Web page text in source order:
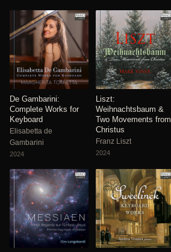
De Gambarini:
Complete Works for
Keyboard
Elisabetta de
Gambarini
2024
Liszt:
Weihnachtsbaum &
Two Movements from
Christus
Franz Liszt
2024